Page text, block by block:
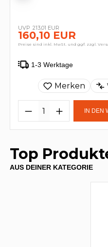
213,01 EUR
160,10 EUR
Preise sind inkl. MwSt. und ggf. zzgl.
1-3 Werktage
Merken
IN DEN
Top
AUS DEINER KATEGORIE